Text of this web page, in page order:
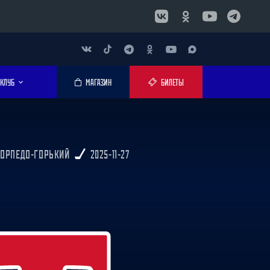
КЛУБ МАГАЗИН БИЛЕТЫ
ГОРЬКИЙ 2025-11-27